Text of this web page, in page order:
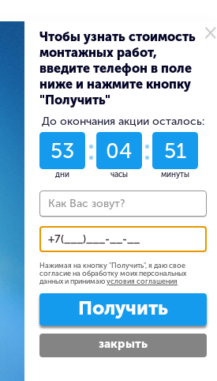
×
Чтобы узнать стоимость
монтажных работ,
введите телефон в поле
ниже и нажмите кнопку
"Получить"
До окончания акции осталось:
53
дни
04
часы
51
минуты
Нажимая на кнопку "Получить", я даю свое
согласие на обработку моих персональных
данных и принимаю условия соглашения
Получить
закрыть